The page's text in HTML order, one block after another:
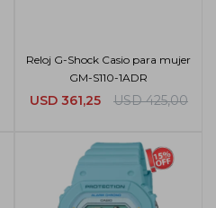
Reloj G-Shock Casio para mujer
GM-S110-1ADR
USD 361,25 USD 425,00